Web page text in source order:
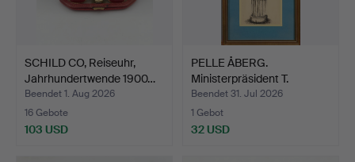
SCHILD CO, Reiseuhr,
Jahrhundertwende 1900…
Beendet 1. Aug 2026
16 Gebote
103 USD
PELLE ÅBERG.
Ministerpräsident T.
Erlander…
Beendet 31. Jul 2026
1 Gebot
32 USD